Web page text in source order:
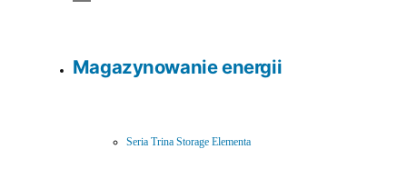
Magazynowanie energii
Seria Trina Storage Elementa